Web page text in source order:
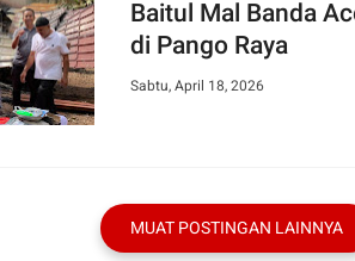
Baitul Mal Banda
di Pango Raya
Sabtu, April 18, 2026
MUAT POSTINGAN LAINNYA